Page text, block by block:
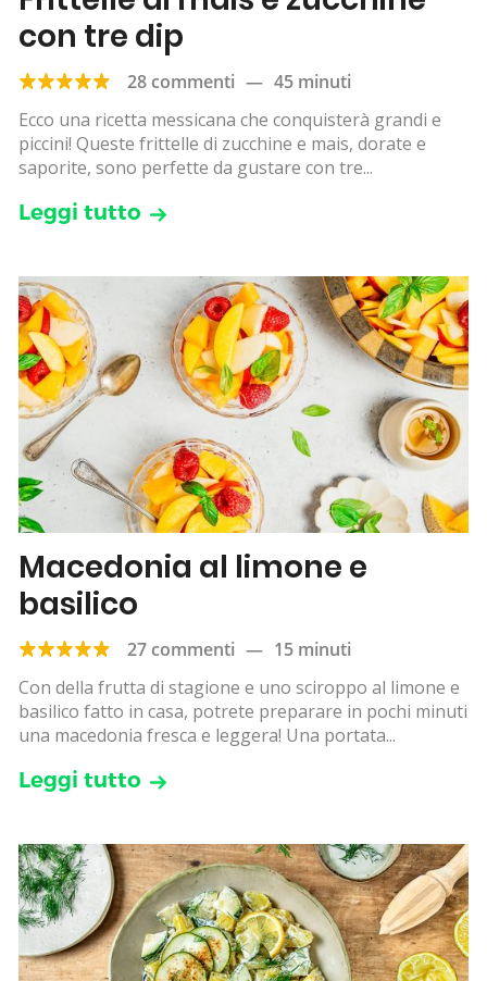
con tre dip
28 commenti — 45 minuti
Ecco una ricetta messicana che conquisterà grandi e
piccini! Queste frittelle di zucchine e mais, dorate e
saporite, sono perfette da gustare con tre...
Leggi tutto
Macedonia al limone e
basilico
27 commenti — 15 minuti
Con della frutta di stagione e uno sciroppo al limone e
basilico fatto in casa, potrete preparare in pochi minuti
una macedonia fresca e leggera! Una portata...
Leggi tutto